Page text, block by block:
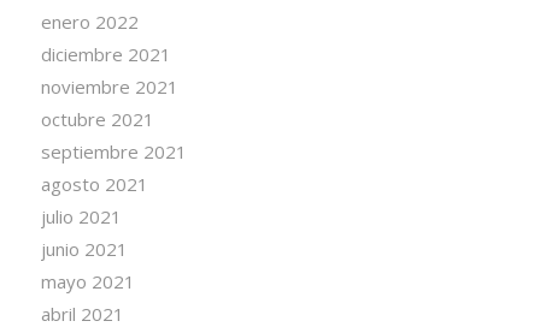
enero 2022
diciembre 2021
noviembre 2021
octubre 2021
septiembre 2021
agosto 2021
julio 2021
junio 2021
mayo 2021
abril 2021